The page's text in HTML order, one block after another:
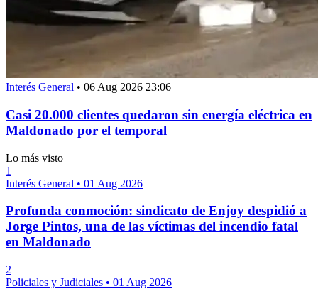
Interés General • 06 Aug 2026 23:06
Casi 20.000 clientes quedaron sin energía eléctrica en
Maldonado por el temporal
Lo más visto
1
Interés General • 01 Aug 2026
Profunda conmoción: sindicato de Enjoy despidió a
Jorge Pintos, una de las víctimas del incendio fatal
en Maldonado
2
Policiales y Judiciales • 01 Aug 2026